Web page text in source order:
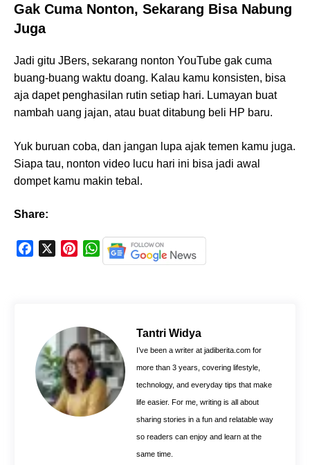
Gak Cuma Nonton, Sekarang Bisa Nabung
Juga
Jadi gitu JBers, sekarang nonton YouTube gak cuma
buang-buang waktu doang. Kalau kamu konsisten, bisa
aja dapet penghasilan rutin setiap hari. Lumayan buat
nambah uang jajan, atau buat ditabung beli HP baru.
Yuk buruan coba, dan jangan lupa ajak temen kamu juga.
Siapa tau, nonton video lucu hari ini bisa jadi awal
dompet kamu makin tebal.
Share:
k
e
s
t
W
h
A
p
p
Tantri Widya
I’ve been a writer at jadiberita.com for
more than 3 years, covering lifestyle,
technology, and everyday tips that make
life easier. For me, writing is all about
sharing stories in a fun and relatable way
so readers can enjoy and learn at the
same time.